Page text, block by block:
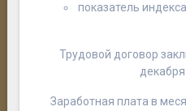
показатель
Трудовой договор
декабря
Заработная плата в